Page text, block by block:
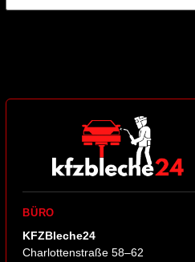
BÜRO
KFZBleche24
Charlottenstraße 58–62